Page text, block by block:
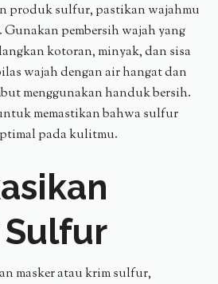
produk sulfur, pastikan wajahmu
Gunakan pembersih wajah yang
kotoran, minyak, dan sisa
wajah dengan air hangat dan
menggunakan handuk bersih.
memastikan bahwa sulfur
pada kulitmu.
masker atau krim sulfur,